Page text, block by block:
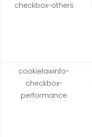
checkbox-others
cookielawinfo-
checkbox-
performance